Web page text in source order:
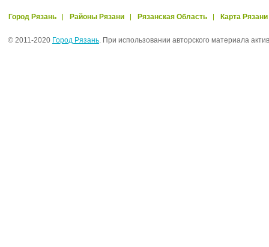
Город Рязань Районы Рязани Рязанская Область Карта Рязани
© 2011-2020 Город Рязань. При использовании авторского материала